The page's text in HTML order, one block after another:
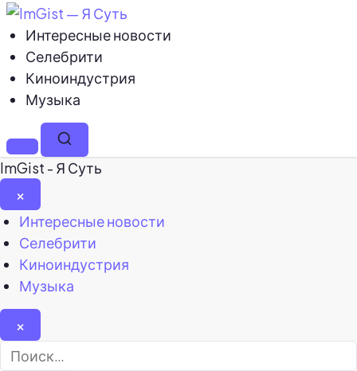
Интересные новости
Селебрити
Киноиндустрия
Музыка
МенюПоиск
ImGist - Я Суть
×
Закрыть
меню
Интересные новости
Селебрити
Киноиндустрия
Музыка
×
Найти: